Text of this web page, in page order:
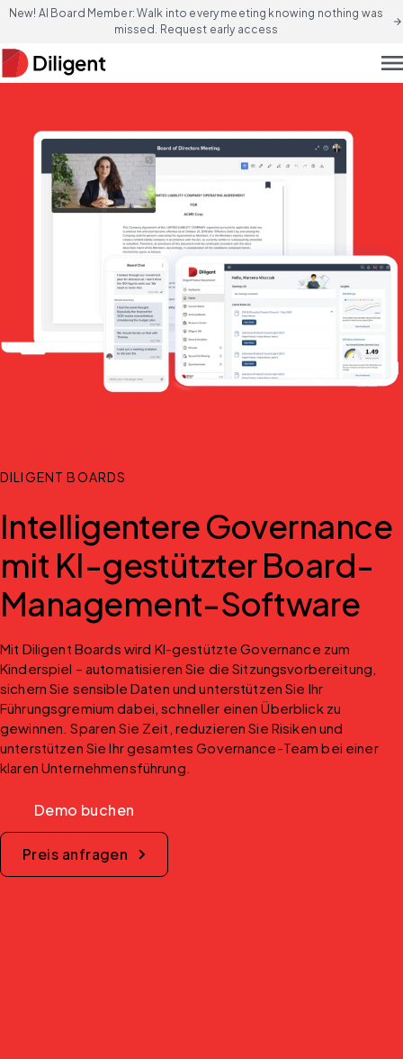
New! AI Board Member: Walk into every meeting knowing nothing was
missed. Request early access
arrow_forward
DILIGENT BOARDS
Intelligentere Governance
mit KI-gestützter Board-
Management-Software
Mit Diligent Boards wird KI-gestützte Governance zum
Kinderspiel – automatisieren Sie die Sitzungsvorbereitung,
sichern Sie sensible Daten und unterstützen Sie Ihr
Führungsgremium dabei, schneller einen Überblick zu
gewinnen. Sparen Sie Zeit, reduzieren Sie Risiken und
unterstützen Sie Ihr gesamtes Governance-Team bei einer
klaren Unternehmensführung.
Demo buchen
Preis anfragen